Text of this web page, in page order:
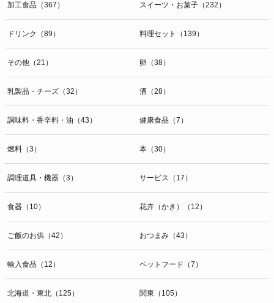
加工食品（367） スイーツ・お菓子（232）
ドリンク（89） 料理セット（139）
その他（21） 卵（38）
乳製品・チーズ（32） 酒（28）
調味料・香辛料・油（43） 健康食品（7）
燃料（3） 本（30）
調理道具・機器（3） サービス（17）
食器（10） 花卉（かき）（12）
ご飯のお供（42） おつまみ（43）
輸入食品（12） ペットフード（7）
北海道・東北（125） 関東（105）